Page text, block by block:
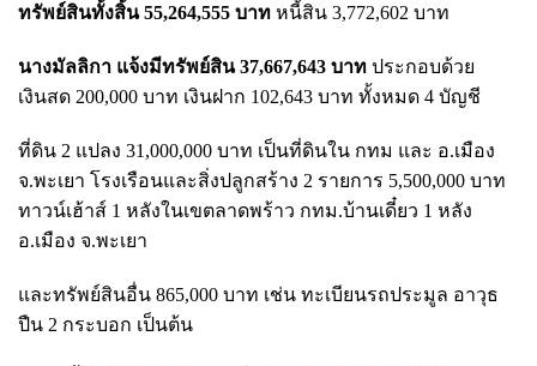
ทรัพย์สินทั้งสิ้น 55,264,555 บาท หนี้สิน 3,772,602 บาท
นางมัลลิกา แจ้งมีทรัพย์สิน 37,667,643 บาท ประกอบด้วย
เงินสด 200,000 บาท เงินฝาก 102,643 บาท ทั้งหมด 4 บัญชี
ที่ดิน 2 แปลง 31,000,000 บาท เป็นที่ดินใน กทม และ อ.เมือง
จ.พะเยา โรงเรือนและสิ่งปลูกสร้าง 2 รายการ 5,500,000 บาท
ทาวน์เฮ้าส์ 1 หลังในเขตลาดพร้าว กทม.บ้านเดี๋ยว 1 หลัง
อ.เมือง จ.พะเยา
และทรัพย์สินอื่น 865,000 บาท เช่น ทะเบียนรถประมูล อาวุธ
ปืน 2 กระบอก เป็นต้น